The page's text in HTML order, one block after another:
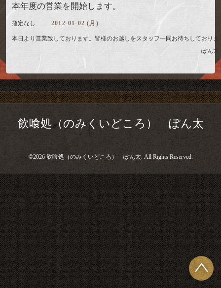
本年度の営業を開始します。
指定なし 2012-01-02 (月)
本日より営業致しております。皆様のお越しをスタッフ一同お待ちしており
ぽん太
飲喰処（のみくいどころ） ぽん太
©2026 飲喰処（のみくいどころ） ぽん太. All Rights Reserved.